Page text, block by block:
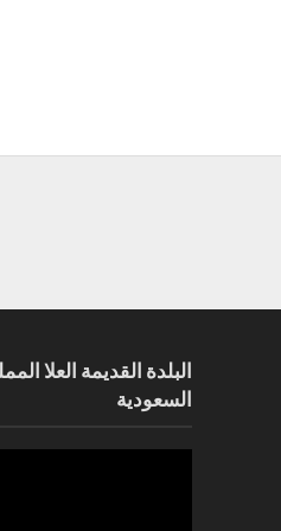
البلدة القديمة العلا
السعودية